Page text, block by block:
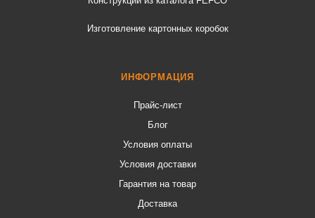
Изготовление картонных коробок
ИНФОРМАЦИЯ
Прайс-лист
Блог
Условия оплаты
Условия доставки
Гарантия на товар
Доставка